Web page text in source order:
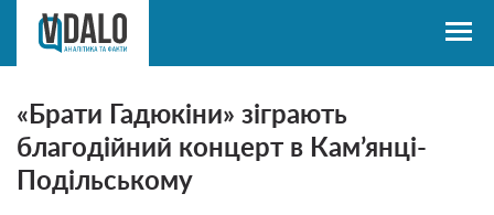
«Брати Гадюкіни» зіграють
благодійний концерт в Кам’янці-
Подільському